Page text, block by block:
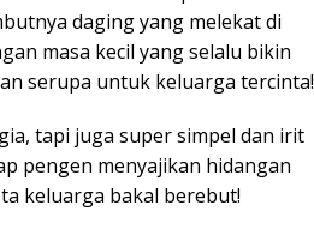
daging yang melekat di
masa kecil yang selalu bikin
serupa untuk keluarga tercinta!
tapi juga super simpel dan irit
pengen menyajikan hidangan
keluarga bakal berebut!